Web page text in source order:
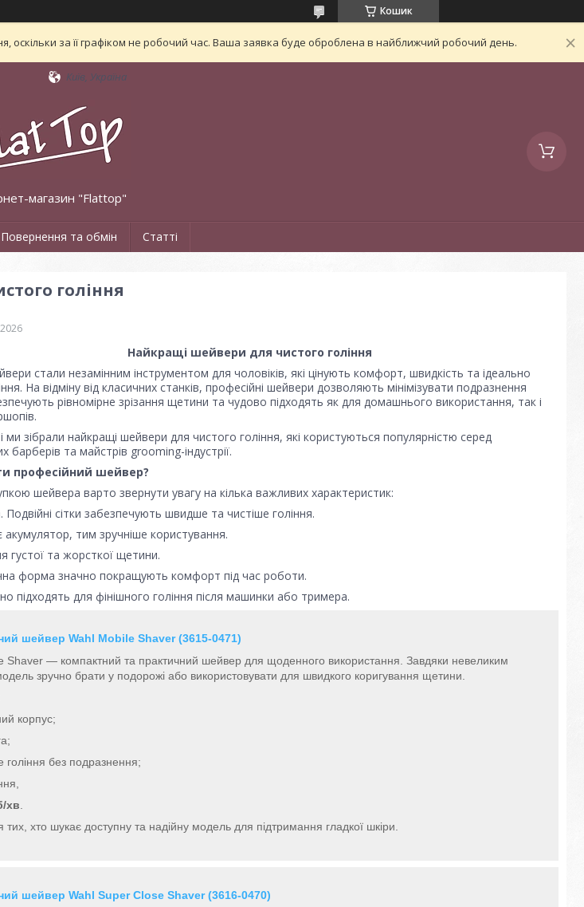
Кошик
за її графіком не робочий час. Ваша заявка буде оброблена в найближчий робочий день.
Київ, Україна
магазин "Flattop"
Повернення та обмін Статті
гоління
Найкращі шейвери для чистого гоління
стали незамінним інструментом для чоловіків, які цінують комфорт, швидкість та ідеально
На відміну від класичних станків, професійні шейвери дозволяють мінімізувати подразнення
рівномірне зрізання щетини та чудово підходять як для домашнього використання, так і
ми зібрали найкращі шейвери для чистого гоління, які користуються популярністю серед
барберів та майстрів grooming-індустрії.
професійний шейвер?
шейвера варто звернути увагу на кілька важливих характеристик:
сітки забезпечують швидше та чистіше гоління.
тим зручніше користування.
густої та жорсткої щетини.
форма значно покращують комфорт під час роботи.
підходять для фінішного гоління після машинки або тримера.
шейвер Wahl Mobile Shaver (3615-0471)
Shaver — компактний та практичний шейвер для щоденного використання. Завдяки невеликим
зручно брати у подорожі або використовувати для швидкого коригування щетини.
корпус;
гоління без подразнення;
хв
хто шукає доступну та надійну модель для підтримання гладкої шкіри.
шейвер Wahl Super Close Shaver (3616-0470)